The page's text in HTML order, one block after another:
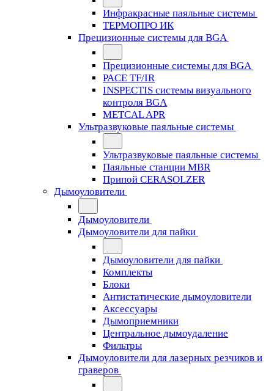
Инфракрасные паяльные системы
ТЕРМОПРО ИК
Прецизионные системы для BGA
Прецизионные системы для BGA
PACE TF/IR
INSPECTIS системы визуального
контроля BGA
METCAL APR
Ультразвуковые паяльные системы
Ультразвуковые паяльные системы
Паяльные станции MBR
Припой CERASOLZER
Дымоуловители
Дымоуловители
Дымоуловители для пайки
Дымоуловители для пайки
Комплекты
Блоки
Антистатические дымоуловители
Аксессуары
Дымоприемники
Центральное дымоудаление
Фильтры
Дымоуловители для лазерных резчиков и
граверов